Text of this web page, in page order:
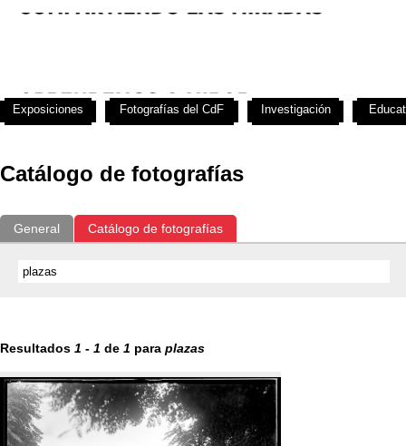
Catálogo de fotografías
General Catálogo de fotografías
Resultados 1 - 1 de 1 para plazas
Exposiciones Fotografías del CdF Investigación